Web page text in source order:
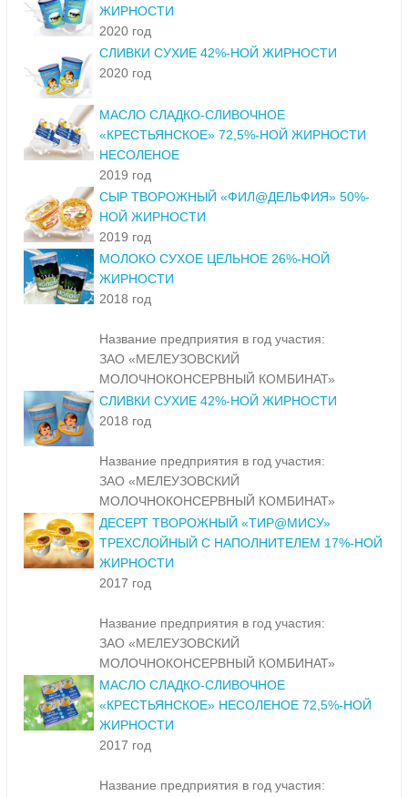
ЖИРНОСТИ
2020 год
СЛИВКИ СУХИЕ 42%-НОЙ ЖИРНОСТИ
2020 год
МАСЛО СЛАДКО-СЛИВОЧНОЕ
«КРЕСТЬЯНСКОЕ» 72,5%-НОЙ ЖИРНОСТИ
НЕСОЛЕНОЕ
2019 год
СЫР ТВОРОЖНЫЙ «ФИЛ@ДЕЛЬФИЯ» 50%-
НОЙ ЖИРНОСТИ
2019 год
МОЛОКО СУХОЕ ЦЕЛЬНОЕ 26%-НОЙ
ЖИРНОСТИ
2018 год
Название предприятия в год участия:
ЗАО «МЕЛЕУЗОВСКИЙ
МОЛОЧНОКОНСЕРВНЫЙ КОМБИНАТ»
СЛИВКИ СУХИЕ 42%-НОЙ ЖИРНОСТИ
2018 год
Название предприятия в год участия:
ЗАО «МЕЛЕУЗОВСКИЙ
МОЛОЧНОКОНСЕРВНЫЙ КОМБИНАТ»
ДЕСЕРТ ТВОРОЖНЫЙ «ТИР@МИСУ»
ТРЕХСЛОЙНЫЙ С НАПОЛНИТЕЛЕМ 17%-НОЙ
ЖИРНОСТИ
2017 год
Название предприятия в год участия:
ЗАО «МЕЛЕУЗОВСКИЙ
МОЛОЧНОКОНСЕРВНЫЙ КОМБИНАТ»
МАСЛО СЛАДКО-СЛИВОЧНОЕ
«КРЕСТЬЯНСКОЕ» НЕСОЛЕНОЕ 72,5%-НОЙ
ЖИРНОСТИ
2017 год
Название предприятия в год участия: